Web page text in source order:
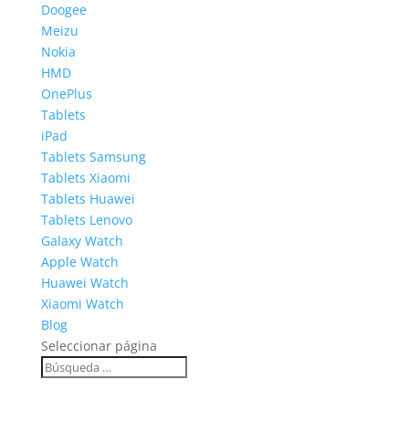
Doogee
Meizu
Nokia
HMD
OnePlus
Tablets
iPad
Tablets Samsung
Tablets Xiaomi
Tablets Huawei
Tablets Lenovo
Galaxy Watch
Apple Watch
Huawei Watch
Xiaomi Watch
Blog
Seleccionar página